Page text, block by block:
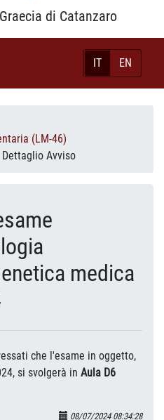
di Catanzaro
IT EN
(LM-46)
Dettaglio Avviso
medica
che l'esame in oggetto,
si svolgerà in Aula D6
08/07/2024 08:34:28